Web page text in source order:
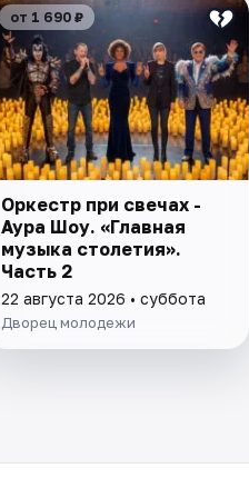
от 1 690 ₽
Оркестр при свечах -
Аура Шоу. «Главная
музыка столетия».
Часть 2
22 августа 2026 • суббота
Дворец молодежи